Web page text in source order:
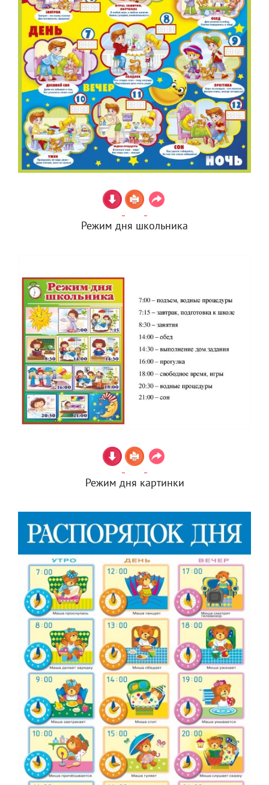
Режим дня школьника
Режим дня картинки